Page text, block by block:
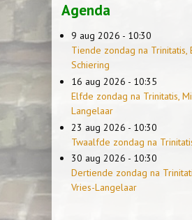
Agenda
9 aug 2026 - 10:30
Tiende zondag na Trinitatis,
Schiering
16 aug 2026 - 10:35
Elfde zondag na Trinitatis,
Langelaar
23 aug 2026 - 10:30
Twaalfde zondag na
30 aug 2026 - 10:30
Dertiende zondag na
Vries-Langelaar